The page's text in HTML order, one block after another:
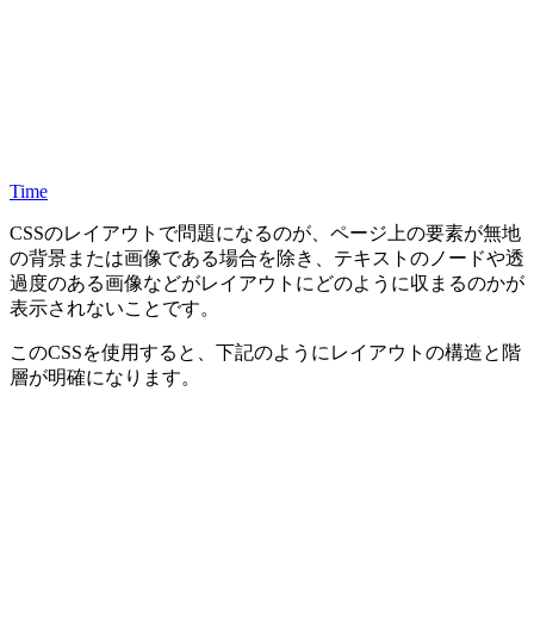
Time
CSSのレイアウトで問題になるのが、ページ上の要素が無地
の背景または画像である場合を除き、テキストのノードや透
過度のある画像などがレイアウトにどのように収まるのかが
表示されないことです。
このCSSを使用すると、下記のようにレイアウトの構造と階
層が明確になります。